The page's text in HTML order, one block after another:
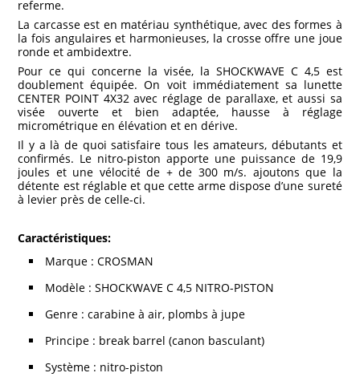
referme.
La carcasse est en matériau synthétique, avec des formes à
la fois angulaires et harmonieuses, la crosse offre une joue
ronde et ambidextre.
Pour ce qui concerne la visée, la SHOCKWAVE C 4,5 est
doublement équipée. On voit immédiatement sa lunette
CENTER POINT 4X32 avec réglage de parallaxe, et aussi sa
visée ouverte et bien adaptée, hausse à réglage
micrométrique en élévation et en dérive.
Il y a là de quoi satisfaire tous les amateurs, débutants et
confirmés. Le nitro-piston apporte une puissance de 19,9
joules et une vélocité de + de 300 m/s. ajoutons que la
détente est réglable et que cette arme dispose d’une sureté
à levier près de celle-ci.
Caractéristiques:
Marque : CROSMAN
Modèle : SHOCKWAVE C 4,5 NITRO-PISTON
Genre : carabine à air, plombs à jupe
Principe : break barrel (canon basculant)
Système : nitro-piston